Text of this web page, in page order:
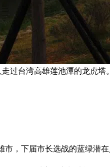
过台湾高雄莲池潭的龙虎塔
，下届市长选战的蓝绿潜